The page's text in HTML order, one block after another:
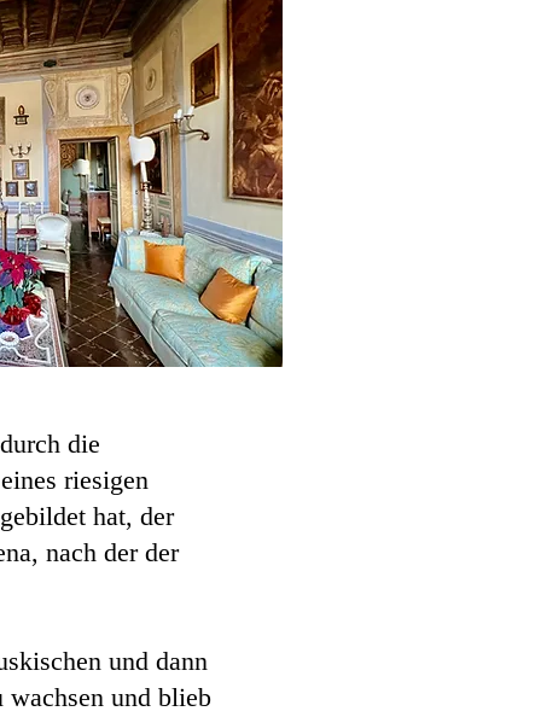
die
riesigen
hat, der
nach der der
und dann
wachsen und blieb